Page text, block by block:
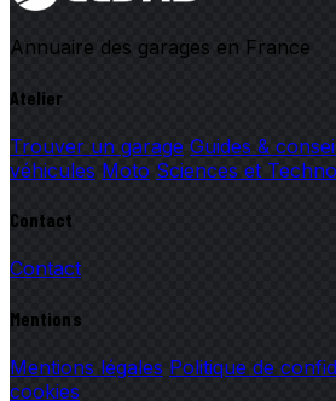
Annuaire des garages en France
Atelier
Trouver un garage Guides &
véhicules Moto Sciences et
Contact
Contact
Mentions
Mentions légales Politique de
cookies